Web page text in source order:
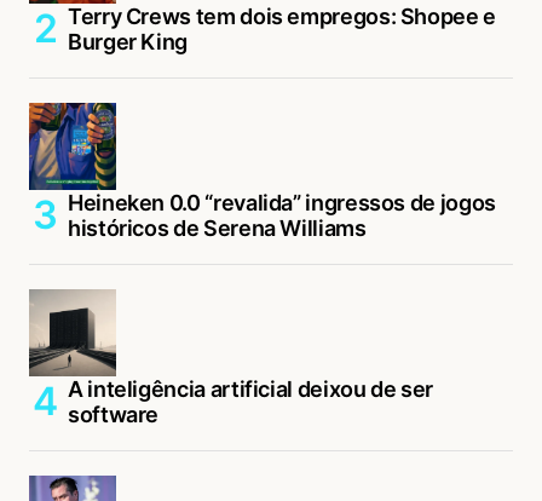
Terry Crews tem dois empregos: Shopee e
Burger King
Heineken 0.0 “revalida” ingressos de jogos
históricos de Serena Williams
A inteligência artificial deixou de ser
software